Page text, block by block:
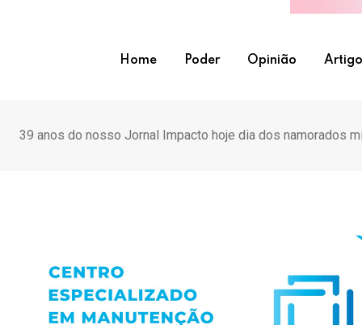
Home Poder Opinião
39 anos do nosso Jornal Impacto hoje dia dos namorados